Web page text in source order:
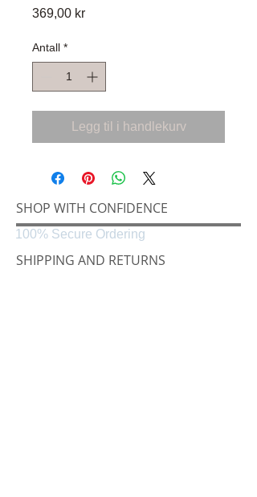
369,00 krPris
Antall *
Legg til i handlekurv
SHOP WITH CONFIDENCE
SHIPPING AND RETURNS
100% Secure Ordering